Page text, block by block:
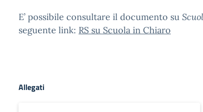
E’ possibile consultare il documento su
seguente link: RS su Scuola in Chiaro
Allegati